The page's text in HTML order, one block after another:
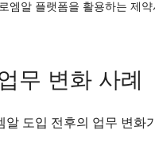
엠알 플랫폼을 활용하는 제
무 변화 사례
도입 전후의 업무 변화